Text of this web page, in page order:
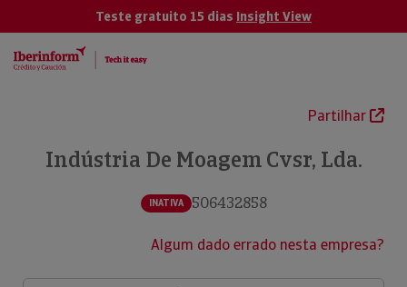
Teste gratuito 15 dias Insight View
Partilhar
Indústria De Moagem Cvsr, Lda.
INATIVA 506432858
Algum dado errado nesta empresa?